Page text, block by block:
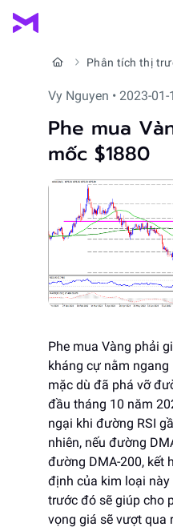
Phân tích thị
Vy Nguyen • 2023-01-
Phe mua
mốc $1880
Phe mua Vàng phải
kháng cự nằm
mặc dù đã phá vỡ
đầu tháng 10 năm
ngại khi đường RSI
nhiên, nếu đường
đường DMA-200, kết
định của kim loại này
trước đó sẽ giúp cho
vọng giá sẽ vượt qua